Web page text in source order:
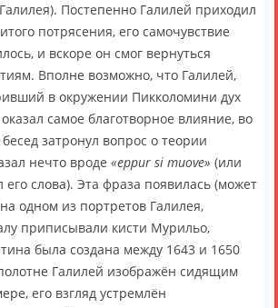
Постепенно Галилей приходил
потрясения, его самочувствие
и вскоре он смог вернуться
Вполне возможно, что Галилей,
в окружении Пикколомини дух
самое благотворное влияние, во
затронул вопрос о теории
нечто вроде «eppur si muove» (или
его слова). Эта фраза появилась (может
одном из портретов Галилея,
приписывали кисти Мурильо,
была создана между 1643 и 1650
Галилей изображён сидящим
его взгляд устремлён